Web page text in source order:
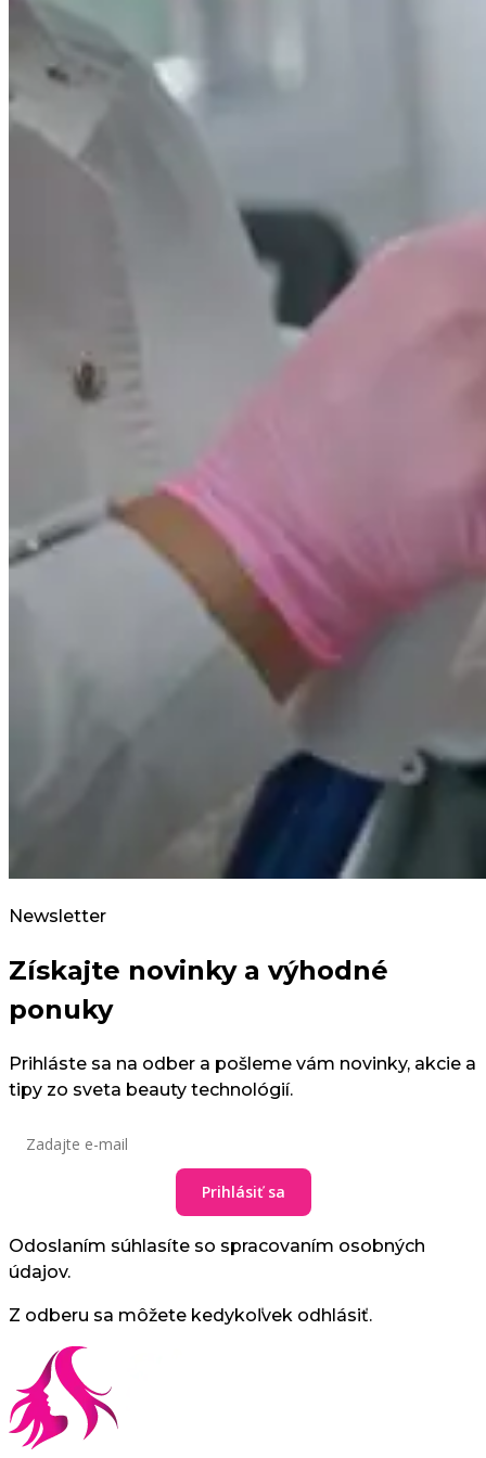
Newsletter
Získajte novinky a výhodné
ponuky
Prihláste sa na odber a pošleme vám novinky, akcie a
tipy zo sveta beauty technológií.
Prihlásiť sa
Odoslaním súhlasíte so spracovaním osobných
údajov.
Z odberu sa môžete kedykoľvek odhlásiť.